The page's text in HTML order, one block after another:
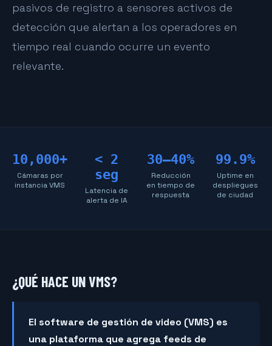
pasivos de registro a sensores activos de
detección que alertan a los operadores en
tiempo real cuando ocurre un evento
relevante.
10,000+
Cámaras por
instancia VMS
< 2
seg
Latencia de
alerta de IA
30–40%
Reducción
en tiempo de
respuesta
99.9%
Uptime en
despliegues
de ciudad
¿QUÉ HACE UN VMS?
El software de gestión de video (VMS) es
una plataforma que agrega feeds de